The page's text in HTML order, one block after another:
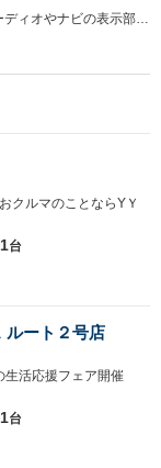
クルマのことならYＹ
1台
ート２号店
生活応援フェア開催
1台